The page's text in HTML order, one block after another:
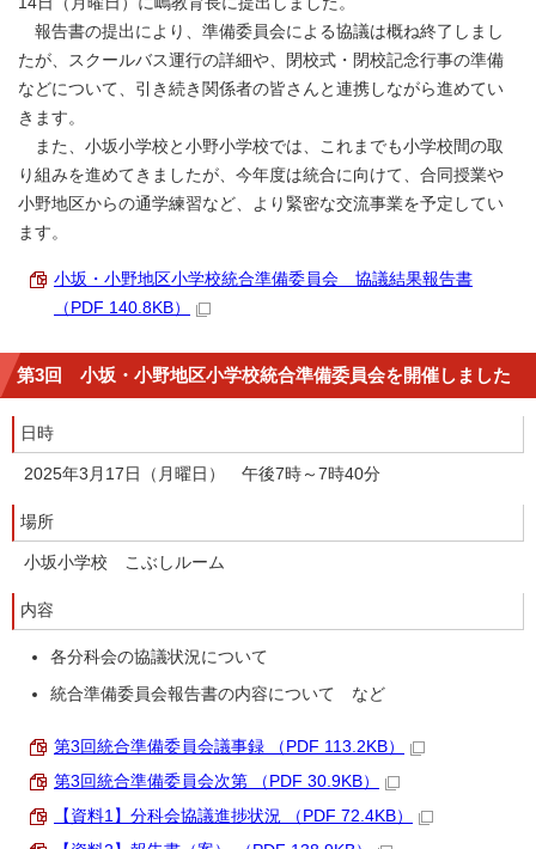
報告書の提出により、準備委員会による協議は概ね終了しまし
たが、スクールバス運行の詳細や、閉校式・閉校記念行事の準備
などについて、引き続き関係者の皆さんと連携しながら進めてい
きます。
また、小坂小学校と小野小学校では、これまでも小学校間の取
り組みを進めてきましたが、今年度は統合に向けて、合同授業や
小野地区からの通学練習など、より緊密な交流事業を予定してい
ます。
小坂・小野地区小学校統合準備委員会 協議結果報告書
（PDF 140.8KB）
第3回 小坂・小野地区小学校統合準備委員会を開催しました
日時
2025年3月17日（月曜日） 午後7時～7時40分
場所
小坂小学校 こぶしルーム
内容
各分科会の協議状況について
統合準備委員会報告書の内容について など
第3回統合準備委員会議事録 （PDF 113.2KB）
第3回統合準備委員会次第 （PDF 30.9KB）
【資料1】分科会協議進捗状況 （PDF 72.4KB）